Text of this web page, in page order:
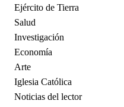
Ejército de Tierra
Salud
Investigación
Economía
Arte
Iglesia Católica
Noticias del lector